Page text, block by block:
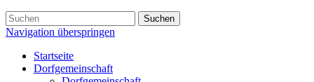
Suchen
Navigation überspringen
Startseite
Dorfgemeinschaft